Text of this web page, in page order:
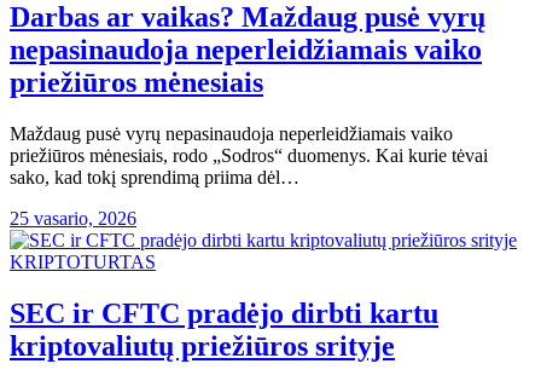
Darbas ar vaikas? Maždaug pusė vyrų
nepasinaudoja neperleidžiamais vaiko
priežiūros mėnesiais
Maždaug pusė vyrų nepasinaudoja neperleidžiamais vaiko
priežiūros mėnesiais, rodo „Sodros“ duomenys. Kai kurie tėvai
sako, kad tokį sprendimą priima dėl…
25 vasario, 2026
KRIPTOTURTAS
SEC ir CFTC pradėjo dirbti kartu
kriptovaliutų priežiūros srityje